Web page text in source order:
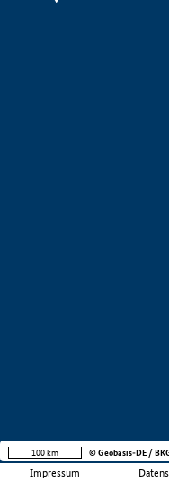
Impressum
100 km © Geobasis-DE /